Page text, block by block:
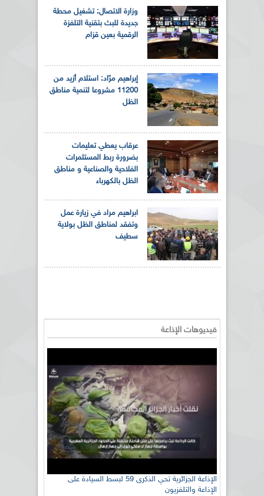
وزارة الاتصال: تشغيل محطة
جديدة للبث بتقنية التلفزة
الرقمية بعين قزام
إبراهيم مرّاد: استلام أزيد من
11200 مشروعا لتنمية مناطق
الظل
عرقاب يعطي تعليمات
بضرورة ربط المستثمرات
الفلاحية والصناعية و مناطق
الظل بالكهرباء
ابراهيم مراد في زيارة عمل
وتفقد لمناطق الظل بولاية
سطيف
فيديوهات الإذاعة
الإذاعة الجزائرية تحي الذكرى 59 لبسط السيادة على
الإذاعة والتلفزيون